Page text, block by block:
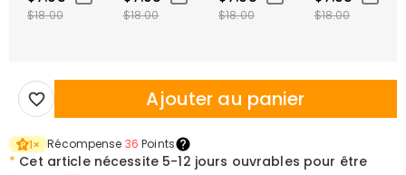
$18.00 $18.00 $18.00 $18.00
Ajouter au panier
1× Récompense 36 Points
* Cet article nécessite 5-12 jours ouvrables pour être